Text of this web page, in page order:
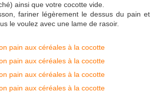
ainsi que votre cocotte vide.
fariner légèrement le dessus du pain et
le voulez avec une lame de rasoir.